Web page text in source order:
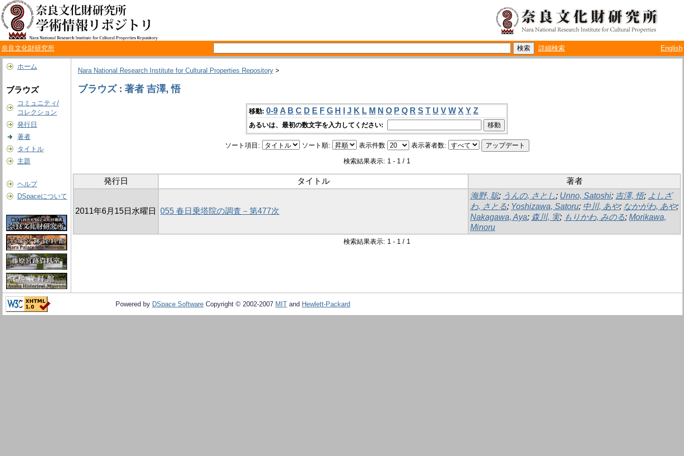
奈良文化財研究所 詳細検索 English
ホーム
ブラウズ
コミュニティ/
コレクション
発行日
著者
タイトル
主題
ヘルプ
DSpaceについて
Nara National Research Institute for Cultural Properties Repository >
ブラウズ : 著者 吉澤, 悟
移動: 0-9 A B C D E F G H J K L M N O P Q R S T U V W X Y Z
あるいは、最初の数文字を入力してください:
ソート項目: ソート順: 表示件数 表示著者数:
検索結果表示: 1 - 1 / 1
発行日 タイトル 著者
2011年6月15日水曜日 055 春日乗塔院の調査－第477次
海野, 聡; うんの, さとし; Unno, Satoshi; 吉澤, 悟; よしざ
わ, さとる; Yoshizawa, Satoru; 中川, あや; なかがわ, あや;
Nakagawa, Aya; 森川, 実; もりかわ, みのる; Morikawa,
Minoru
検索結果表示: 1 - 1 / 1
Powered by DSpace Software Copyright © 2002-2007 MIT and Hewlett-Packard